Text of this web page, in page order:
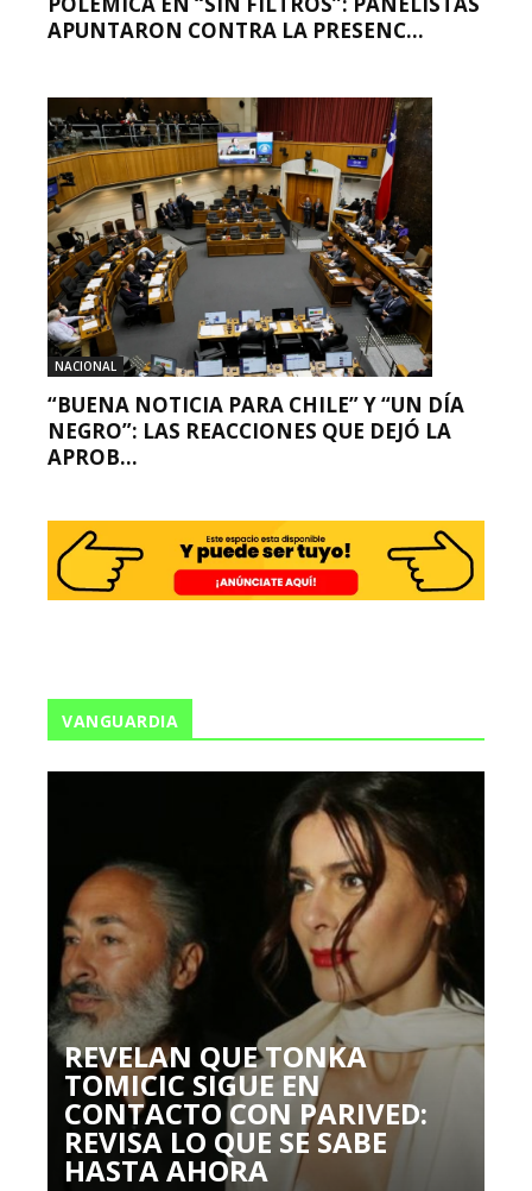
APUNTARON CONTRA LA PRESENC...
NACIONAL
“BUENA NOTICIA PARA CHILE” Y “UN DÍA
NEGRO”: LAS REACCIONES QUE DEJÓ LA
APROB...
VANGUARDIA
REVELAN QUE TONKA
TOMICIC SIGUE EN
CONTACTO CON PARIVED:
REVISA LO QUE SE SABE
HASTA AHORA